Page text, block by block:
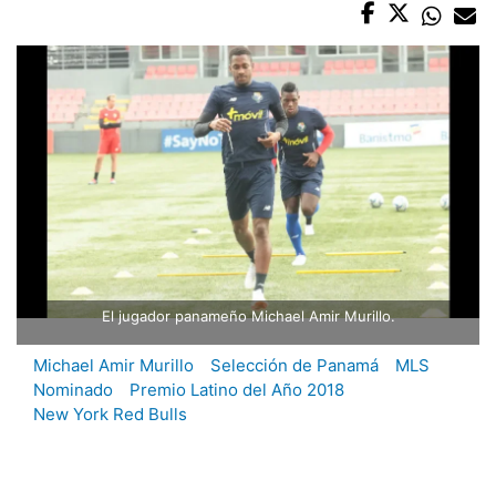
El jugador panameño Michael Amir Murillo.
Michael Amir Murillo Selección de Panamá
MLS
Nominado
Premio Latino del Año 2018
New York Red Bulls